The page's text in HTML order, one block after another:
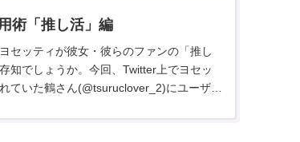
術「推し活」編
セッティが彼女・彼らのファンの「推し
知でしょうか。今回、Twitter上でヨセッ
ていた鶴さん(@tsuruclover_2)にユーザー